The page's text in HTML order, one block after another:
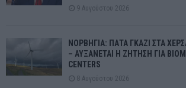
9 Αυγούστου 2026
ΝΟΡΒΗΓΙΑ: ΠΑΤΑ ΓΚΑΖΙ ΣΤΑ
– ΑΥΞΑΝΕΤΑΙ Η ΖΗΤΗΣΗ ΓΙΑ
CENTERS
8 Αυγούστου 2026